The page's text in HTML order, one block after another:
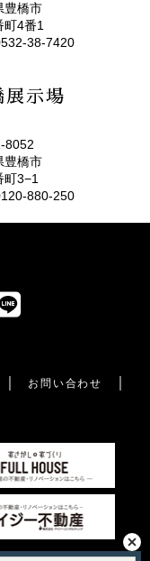
豊橋)
豊橋市
町4番1
38-7420
展示場
8052
豊橋市
町3−1
880-250
お問い合わせ